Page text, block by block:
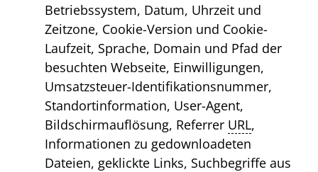
Betriebssystem, Datum, Uhrzeit und
Zeitzone, Cookie-Version und Cookie-
Laufzeit, Sprache, Domain und Pfad der
besuchten Webseite, Einwilligungen,
Umsatzsteuer-Identifikationsnummer,
Standortinformation, User-Agent,
Bildschirmauflösung, Referrer URL,
Informationen zu gedownloadeten
Dateien, geklickte Links, Suchbegriffe aus